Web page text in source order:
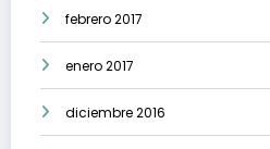
febrero 2017
enero 2017
diciembre 2016